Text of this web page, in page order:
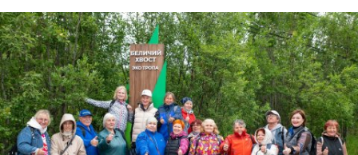
Адрес:
Телефон: